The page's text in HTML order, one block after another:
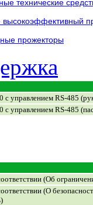
технические
прожекторы
управлением RS-485
управлением RS-485
(Об
(О